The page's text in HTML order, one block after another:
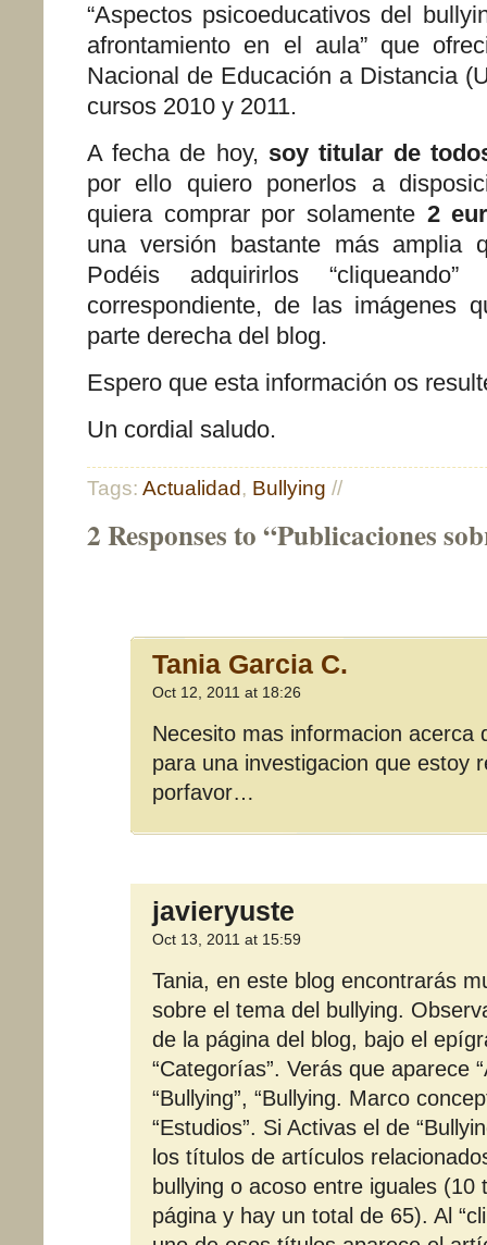
“Aspectos psicoeducativos del
afrontamiento en el aula” que
Nacional de Educación a Distancia
cursos 2010 y 2011.
A fecha de hoy, soy titular de
por ello quiero ponerlos a
quiera comprar por solamente2
una versión bastante más amplia
Podéis adquirirlos
correspondiente, de las imágenes
parte derecha del blog.
Espero que esta información os
Un cordial saludo.
Tags: Actualidad , Bullying //
2 Responses to “Publicaciones
Tania Garcia C.
Oct 12, 2011 at 18:26
Necesito mas informacion acerca
para una investigacion que estoy
porfavor…
javieryuste
Oct 13, 2011 at 15:59
Tania, en este blog encontrarás
sobre el tema del bullying.
de la página del blog, bajo el
“Categorías”. Verás que aparece
“Bullying”, “Bullying. Marco
“Estudios”. Si Activas el de
los títulos de artículos
bullying o acoso entre iguales (10
página y hay un total de 65). Al